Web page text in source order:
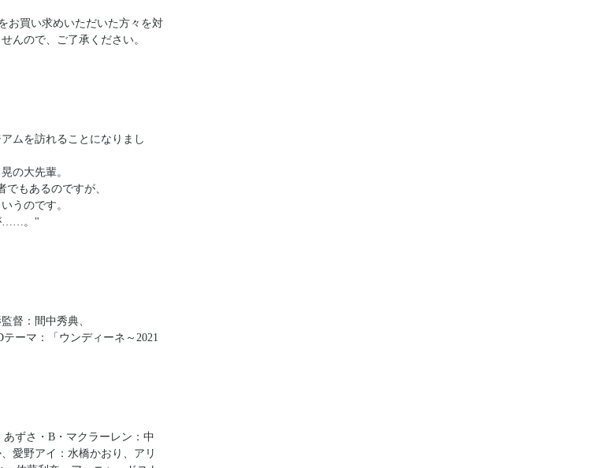
お買い求めいただいた方々を対
んので、ご了承ください。
ムを訪れることになりまし
の大先輩。
もあるのですが、
うのです。
……。"
督：間中秀典、
ーマ：「ウンディーネ～2021
ずさ・B・マクラーレン：中
愛野アイ：水橋かおり、アリ